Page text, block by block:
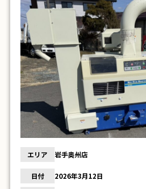
エリア 岩手奥州店
日付
2026年3月12日